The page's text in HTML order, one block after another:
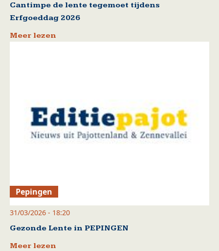
Cantimpe de lente tegemoet tijdens
Erfgoeddag 2026
Meer lezen
Pepingen
31/03/2026 - 18:20
Gezonde Lente in PEPINGEN
Meer lezen